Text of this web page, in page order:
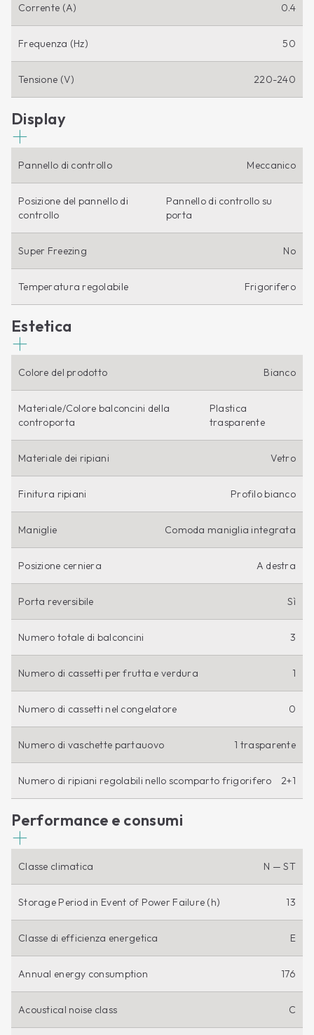
Corrente (A) 0.4
Frequenza (Hz) 50
Tensione (V) 220-240
Display
Pannello di controllo Meccanico
Posizione del pannello di
controllo
Pannello di controllo su
porta
Super Freezing No
Temperatura regolabile Frigorifero
Estetica
Colore del prodotto Bianco
Materiale/Colore balconcini della
controporta
Plastica
trasparente
Materiale dei ripiani Vetro
Finitura ripiani Profilo bianco
Maniglie Comoda maniglia integrata
Posizione cerniera A destra
Porta reversibile Sì
Numero totale di balconcini 3
Numero di cassetti per frutta e verdura 1
Numero di cassetti nel congelatore 0
Numero di vaschette partauovo 1 trasparente
Numero di ripiani regolabili nello scomparto frigorifero 2+1
Performance e consumi
Classe climatica N — ST
Storage Period in Event of Power Failure (h) 13
Classe di efficienza energetica E
Annual energy consumption 176
Acoustical noise class C